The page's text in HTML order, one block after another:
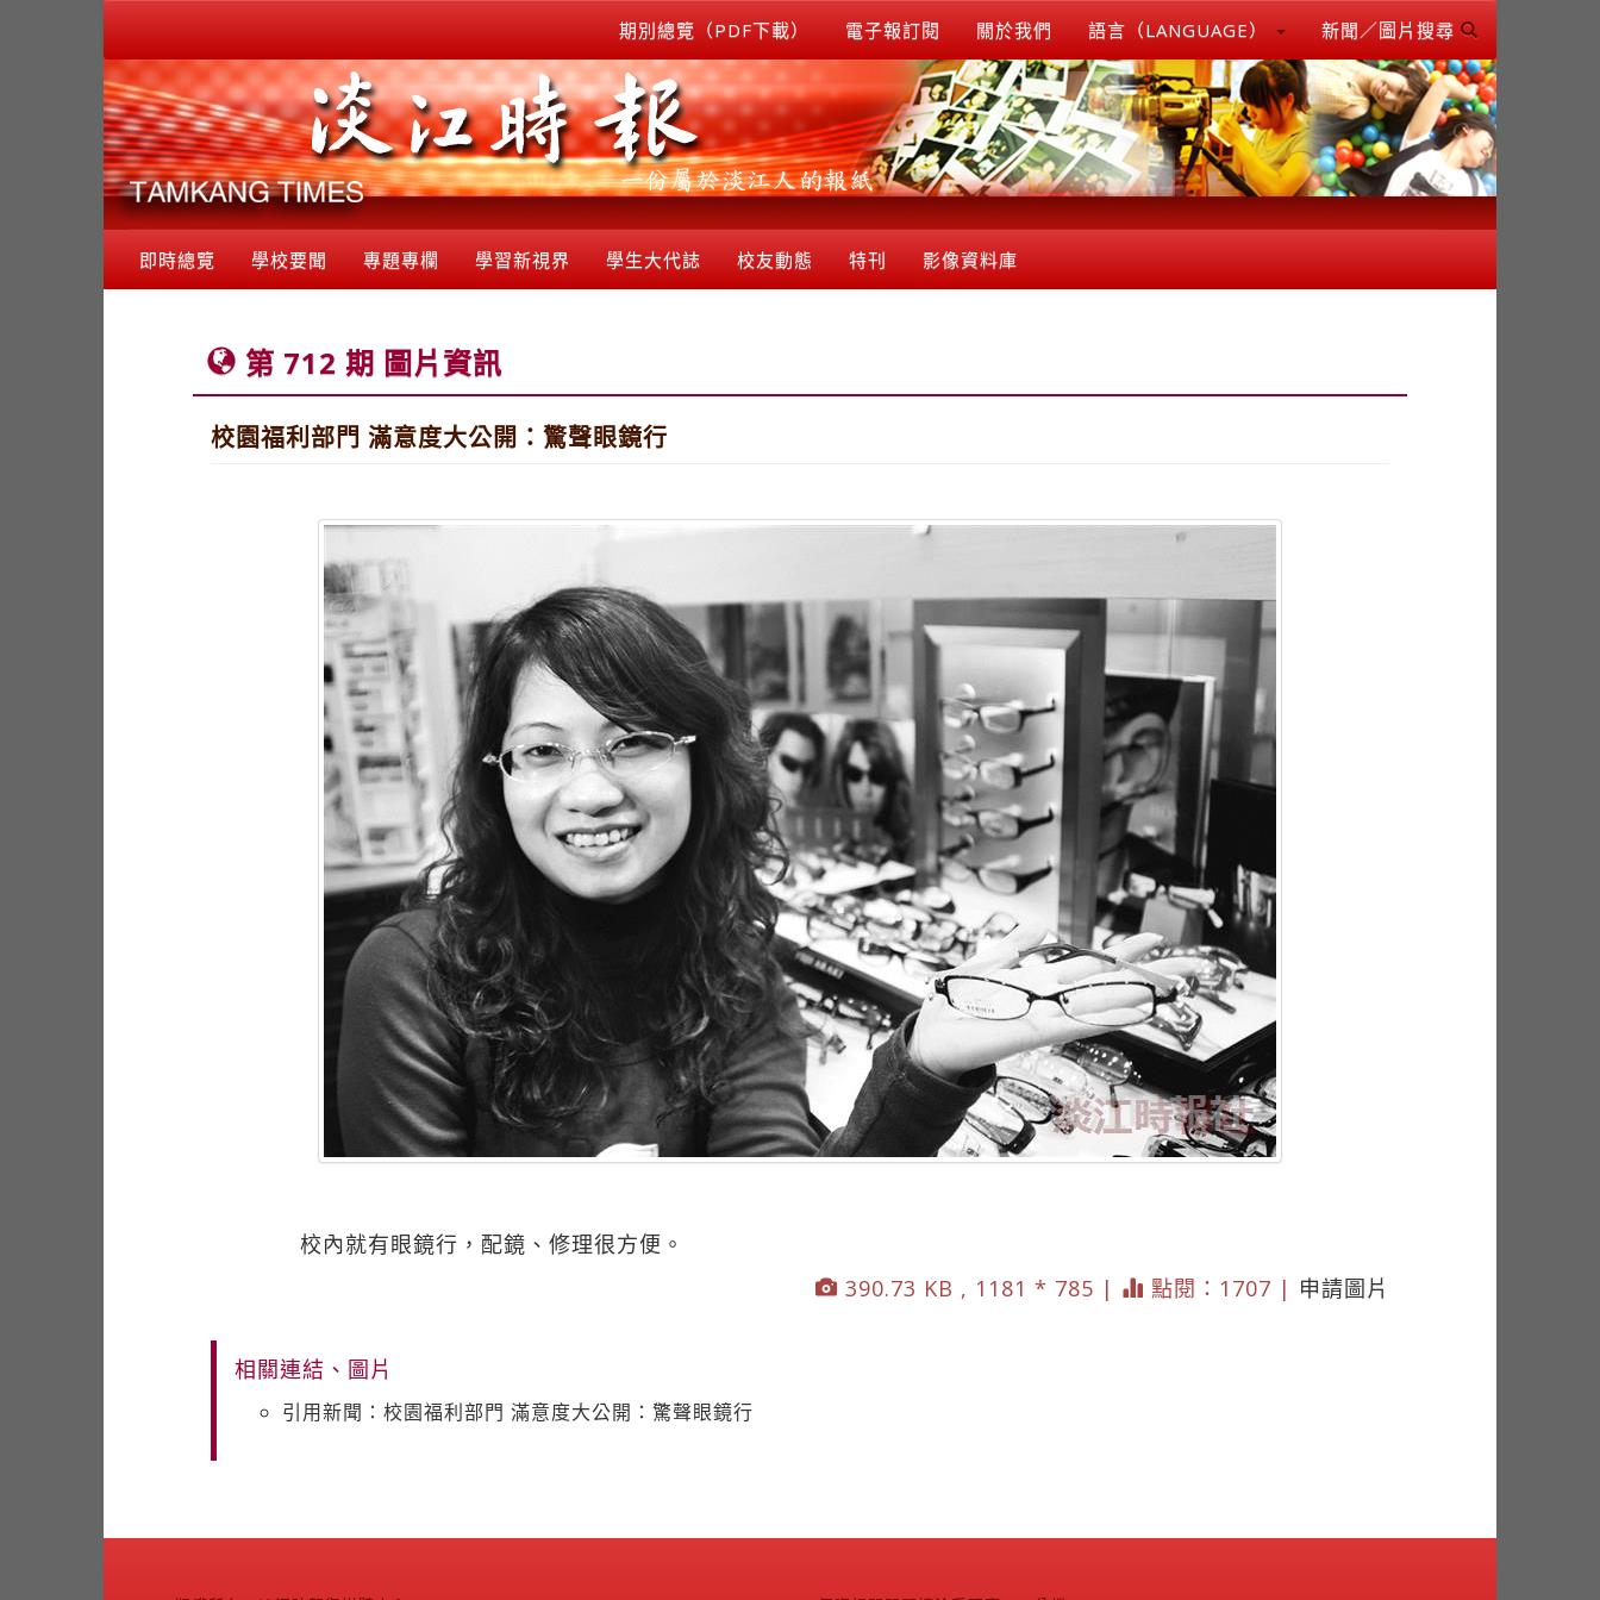
期別總覽（PDF下載） 電子報訂閱 關於我們 語言（LANGUAGE） 新聞／圖片搜尋
即時總覽 學校要聞 專題專欄 學習新視界 學生大代誌 校友動態 特刊 影像資料庫
第 712 期 圖片資訊
校園福利部門 滿意度大公開：驚聲眼鏡行
校內就有眼鏡行，配鏡、修理很方便。
390.73 KB , 1181 * 785 |
點閱：1707 | 申請圖片
相關連結、圖片
引用新聞：校園福利部門 滿意度大公開：驚聲眼鏡行